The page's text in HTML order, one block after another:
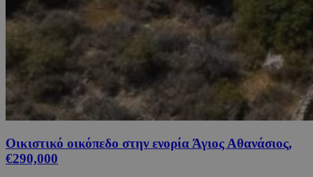
Οικιστικό οικόπεδο στην ενορία Άγιος Αθανάσιος,
€290,000